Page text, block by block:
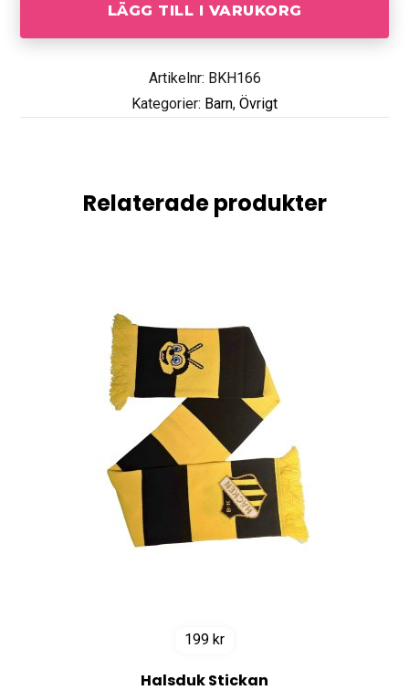
LÄGG TILL I VARUKORG
Artikelnr: BKH166
Kategorier: Barn, Övrigt
Relaterade produkter
199 kr
Halsduk Stickan